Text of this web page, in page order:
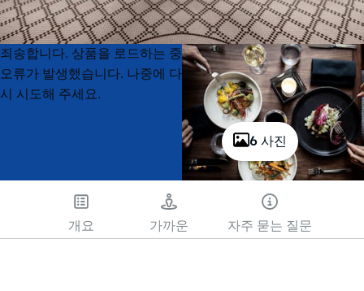
6 사진
Product
List
Product
List
죄송합니다. 상품을 로드하는 중
오류가 발생했습니다. 나중에 다
시 시도해 주세요.
개요 가까운 자주 묻는 질문